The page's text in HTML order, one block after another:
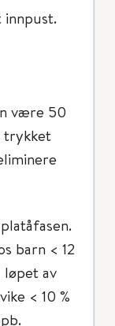
innpust.
være 50
trykket
barn < 12
løpet av
< 10 %